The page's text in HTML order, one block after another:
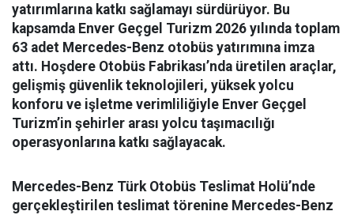
yatırımlarına katkı sağlamayı sürdürüyor. Bu
kapsamda Enver Geçgel Turizm 2026 yılında toplam
63 adet Mercedes-Benz otobüs yatırımına imza
attı. Hoşdere Otobüs Fabrikası’nda üretilen araçlar,
gelişmiş güvenlik teknolojileri, yüksek yolcu
konforu ve işletme verimliliğiyle Enver Geçgel
Turizm’in şehirler arası yolcu taşımacılığı
operasyonlarına katkı sağlayacak.
Mercedes-Benz Türk Otobüs Teslimat Holü’nde
gerçekleştirilen teslimat törenine Mercedes-Benz